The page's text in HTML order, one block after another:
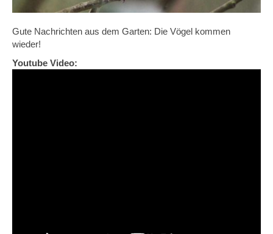
Gute Nachrichten aus dem Garten: Die Vögel kommen
wieder!
Youtube Video: